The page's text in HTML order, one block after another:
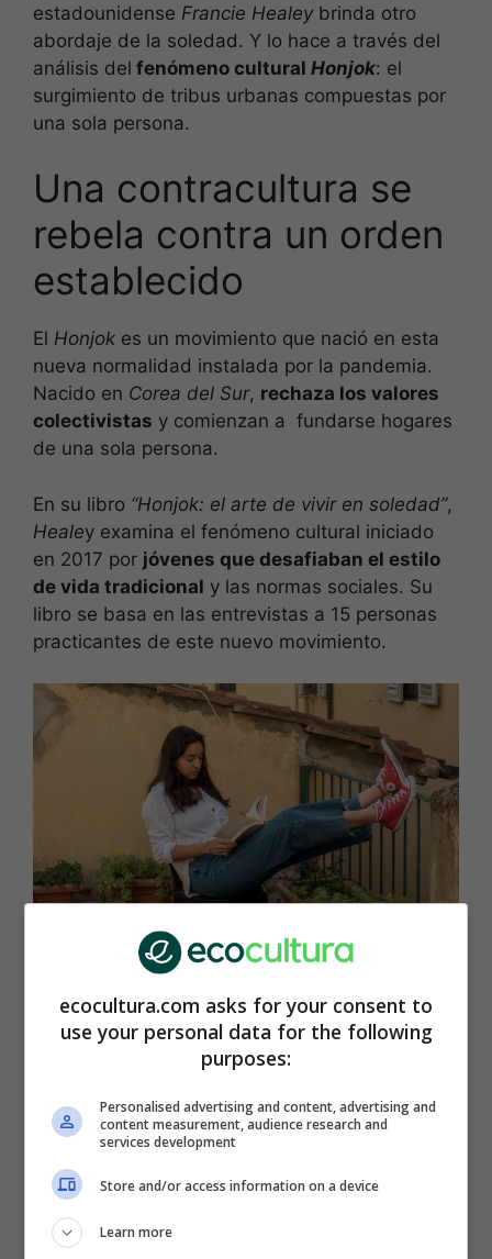
estadounidense Francie Healey brinda otro
abordaje de la soledad. Y lo hace a través del
análisis del fenómeno cultural Honjok: el
surgimiento de tribus urbanas compuestas por
una sola persona.
Una contracultura se
rebela contra un orden
establecido
El Honjok es un movimiento que nació en esta
nueva normalidad instalada por la pandemia.
Nacido en Corea del Sur, rechaza los valores
colectivistas y comienzan a fundarse hogares
de una sola persona.
En su libro “Honjok: el arte de vivir en soledad”,
Healey examina el fenómeno cultural iniciado
en 2017 por jóvenes que desafiaban el estilo
de vida tradicional y las normas sociales. Su
libro se basa en las entrevistas a 15 personas
practicantes de este nuevo movimiento.
(Foto: Maisie Kane – Pexels)
muchas de las personas que practican el
Honjok son mujeres, a quienes históricamente
obligan a casarse y a formar una familia, tal vez
con mayor presión que a los hombres. Por esta
razón, es unmovimiento contracultural que
tiene mucha crítica intrínseca a los
mandatos.
“Esas normas dictan que los hombres tengan
ecocultura.com asks for your consent to
use your personal data for the following
purposes:
Personalised advertising and content, advertising and
content measurement, audience research and
services development
Store and/or access information on a device
Learn more